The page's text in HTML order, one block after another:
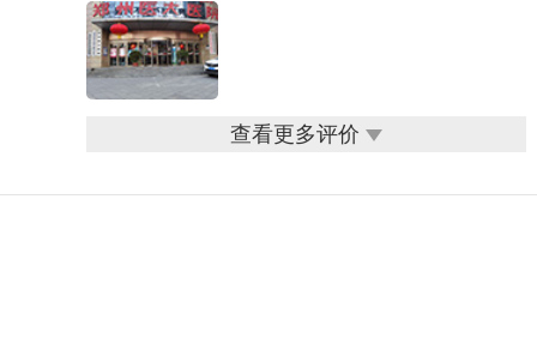
查看更多评价